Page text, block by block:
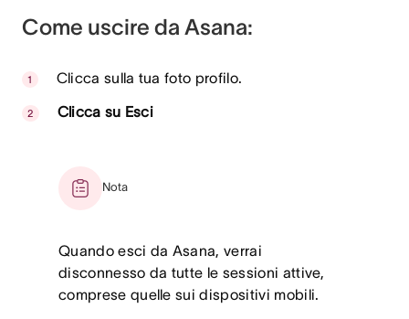
Come uscire da Asana:
Clicca sulla tua foto profilo.
Clicca su Esci
Nota
Quando esci da Asana, verrai
disconnesso da tutte le sessioni attive,
comprese quelle sui dispositivi mobili.